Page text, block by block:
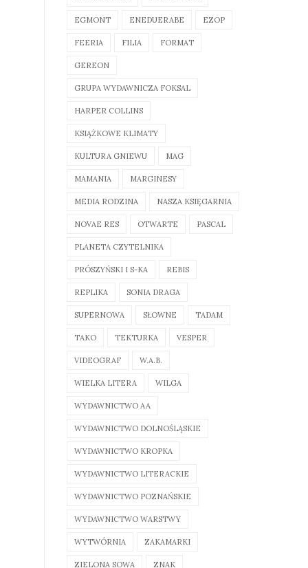
EGMONT ENEDUERABE EZOP
FEERIA FILIA FORMAT
GEREON
GRUPA WYDAWNICZA FOKSAL
HARPER COLLINS
KSIĄŻKOWE KLIMATY
KULTURA GNIEWU MAG
MAMANIA MARGINESY
MEDIA RODZINA NASZA KSIĘGARNIA
NOVAE RES OTWARTE PASCAL
PLANETA CZYTELNIKA
PRÓSZYŃSKI I S-KA REBIS
REPLIKA SONIA DRAGA
SUPERNOWA SŁOWNE TADAM
TAKO TEKTURKA VESPER
VIDEOGRAF W.A.B.
WIELKA LITERA WILGA
WYDAWNICTWO AA
WYDAWNICTWO DOLNOŚLĄSKIE
WYDAWNICTWO KROPKA
WYDAWNICTWO LITERACKIE
WYDAWNICTWO POZNAŃSKIE
WYDAWNICTWO WARSTWY
WYTWÓRNIA ZAKAMARKI
ZIELONA SOWA ZNAK